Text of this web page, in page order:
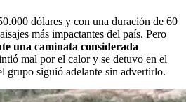
dólares y con una duración de 60
más impactantes del país. Pero
una caminata considerada
mal por el calor y se detuvo en el
grupo siguió adelante sin advertirlo.